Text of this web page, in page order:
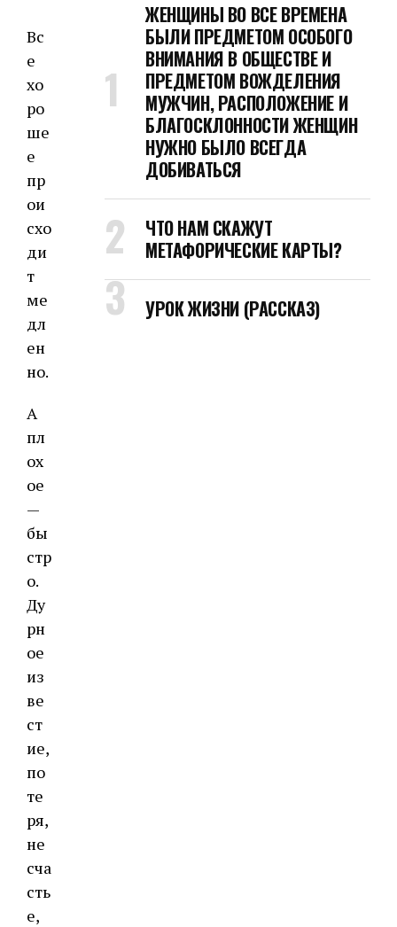
Вс
е
хо
ро
ше
е
пр
ои
схо
ди
т
ме
дл
ен
но.
А
пл
ох
ое
—
бы
стр
о.
Ду
рн
ое
из
ве
ст
ие,
по
те
ря,
не
сча
сть
е,
ЖЕНЩИНЫ ВО ВСЕ ВРЕМЕНА
БЫЛИ ПРЕДМЕТОМ ОСОБОГО
ВНИМАНИЯ В ОБЩЕСТВЕ И
ПРЕДМЕТОМ ВОЖДЕЛЕНИЯ
МУЖЧИН, РАСПОЛОЖЕНИЕ И
БЛАГОСКЛОННОСТИ ЖЕНЩИН
НУЖНО БЫЛО ВСЕГДА
ДОБИВАТЬСЯ
ЧТО НАМ СКАЖУТ
МЕТАФОРИЧЕСКИЕ КАРТЫ?
УРОК ЖИЗНИ (РАССКАЗ)